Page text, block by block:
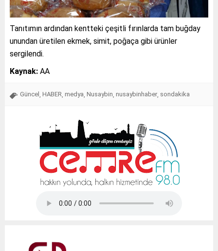
Tanıtımın ardından kentteki çeşitli fırınlarda tam buğday
unundan üretilen ekmek, simit, poğaça gibi ürünler
sergilendi.
Kaynak: AA
Güncel HABER medya Nusaybin nusaybinhaber sondakika